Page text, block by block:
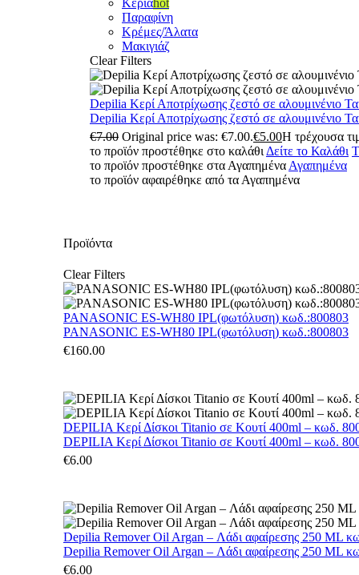
Κεριάhot
Παραφίνη
Κρέμες/Άλατα
Μακιγιάζ
Clear Filters
Depilia Κερί Αποτρίχωσης ζεστό σε αλουμινένιο
Depilia Κερί Αποτρίχωσης ζεστό σε αλουμινένιο
€7.00 Original price was: €7.00.€5.00Η τρέχουσα
το προϊόν προστέθηκε στο καλάθι Δείτε το Καλάθι
το προϊόν προστέθηκε στα Αγαπημένα Αγαπημένα
το προϊόν αφαιρέθηκε από τα Αγαπημένα
Προϊόντα
Clear Filters
PANASONIC ES-WH80 IPL(φωτόλυση) κωδ.:800803
PANASONIC ES-WH80 IPL(φωτόλυση) κωδ.:800803
€160.00
DEPILIA Κερί Δίσκοι Titanio σε Κουτί 400ml – κωδ.
DEPILIA Κερί Δίσκοι Titanio σε Κουτί 400ml – κωδ.
€6.00
Depilia Remover Oil Argan – Λάδι αφαίρεσης 250 ML
Depilia Remover Oil Argan – Λάδι αφαίρεσης 250 ML
€6.00